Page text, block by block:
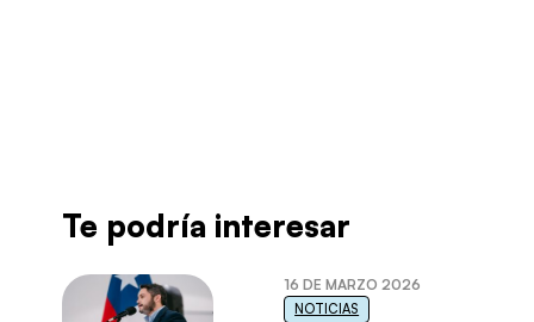
Te podría interesar
16 DE MARZO 2026
NOTICIAS